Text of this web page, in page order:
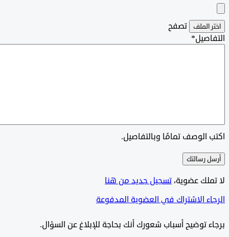
الملف
‫تصفح
*
الوصف تمامًا وبالتفاصيل.
رسالتك
عضوية،‫تسجيل جديد من هنا
الاشتراك في العضوية المدفوعة
توضيح أسباب شعورك أنك بحاجة للإبلاغ عن السؤال.